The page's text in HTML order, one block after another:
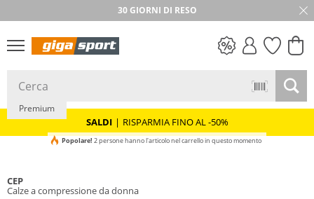
30 GIORNI DI RESO
SALDI
SALDI | RISPARMIA FINO AL -50%
Premium
Popolare! 2 persone hanno l'articolo nel carrello in questo momento
CEP
Calze a compressione da donna